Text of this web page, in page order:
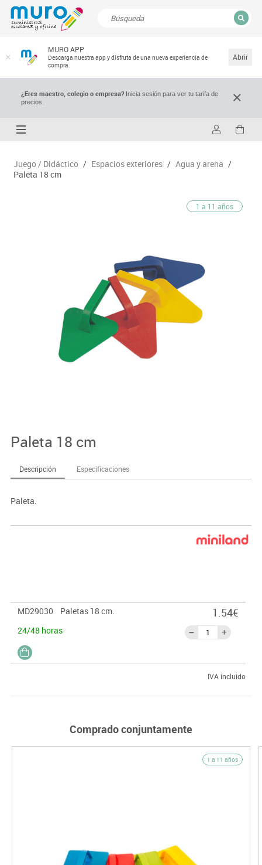
MURO APP
Descarga nuestra app y disfruta de una nueva experiencia de
compra.
Abrir
¿Eres maestro, colegio o empresa?Inicia sesión para ver tu tarifa de
precios.
Juego / Didáctico / Espacios exteriores / Agua y arena /
Paleta 18 cm
1 a 11 años
Paleta 18 cm
Descripción Especificaciones
Paleta.
MD29030
Paletas 18 cm.
24/48 horas
1.54€
IVA incluido
Comprado conjuntamente
1 a 11 años